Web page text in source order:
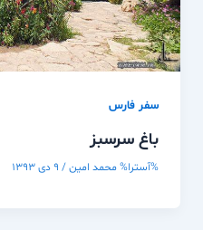
سفر فارس
باغ سرسبز
%آسترا% محمد امین/ ۹ دی ۱۳۹۳